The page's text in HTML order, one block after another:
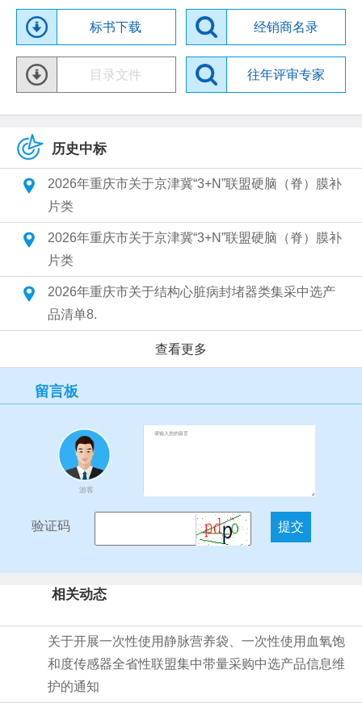
标书下载 经销商名录
目录文件 往年评审专家
历史中标
2026年重庆市关于京津冀“3+N”联盟硬脑（脊）膜补
片类
2026年重庆市关于京津冀“3+N”联盟硬脑（脊）膜补
片类
2026年重庆市关于结构心脏病封堵器类集采中选产
品清单8.
查看更多
留言板
游客
验证码
相关动态
关于开展一次性使用静脉营养袋、一次性使用血氧饱
和度传感器全省性联盟集中带量采购中选产品信息维
护的通知